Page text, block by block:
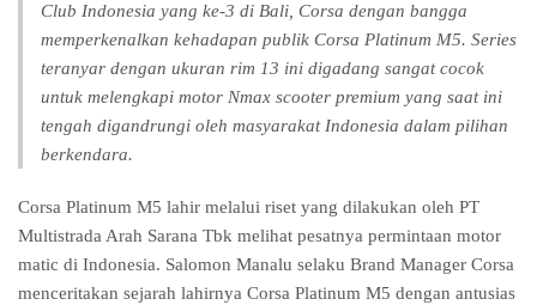
Club Indonesia yang ke-3 di Bali, Corsa dengan bangga
memperkenalkan kehadapan publik Corsa Platinum M5. Series
teranyar dengan ukuran rim 13 ini digadang sangat cocok
untuk melengkapi motor Nmax scooter premium yang saat ini
tengah digandrungi oleh masyarakat Indonesia dalam pilihan
berkendara.
Corsa Platinum M5 lahir melalui riset yang dilakukan oleh PT
Multistrada Arah Sarana Tbk melihat pesatnya permintaan motor
matic di Indonesia. Salomon Manalu selaku Brand Manager Corsa
menceritakan sejarah lahirnya Corsa Platinum M5 dengan antusias